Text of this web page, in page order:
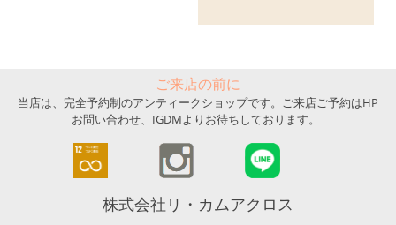
ご来店の前に
当店は、完全予約制のアンティークショップです。ご来店ご予約はHP
お問い合わせ、IGDMよりお待ちしております。
株式会社リ・カムアクロス